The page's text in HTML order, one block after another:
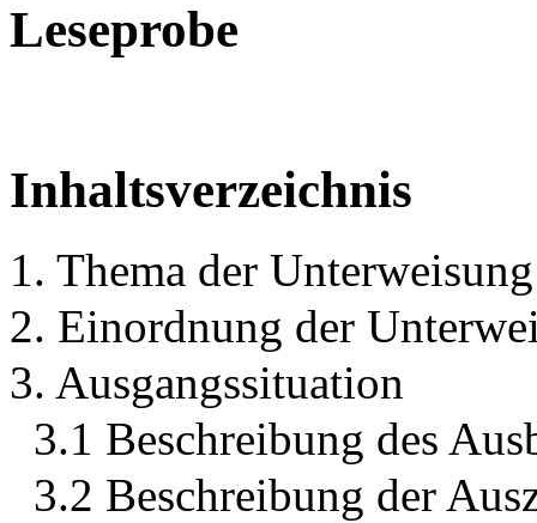
Leseprobe
Inhaltsverzeichnis
1. Thema der Unterweisung
2. Einordnung der
3. Ausgangssituation
3.1 Beschreibung des
3.2 Beschreibung der